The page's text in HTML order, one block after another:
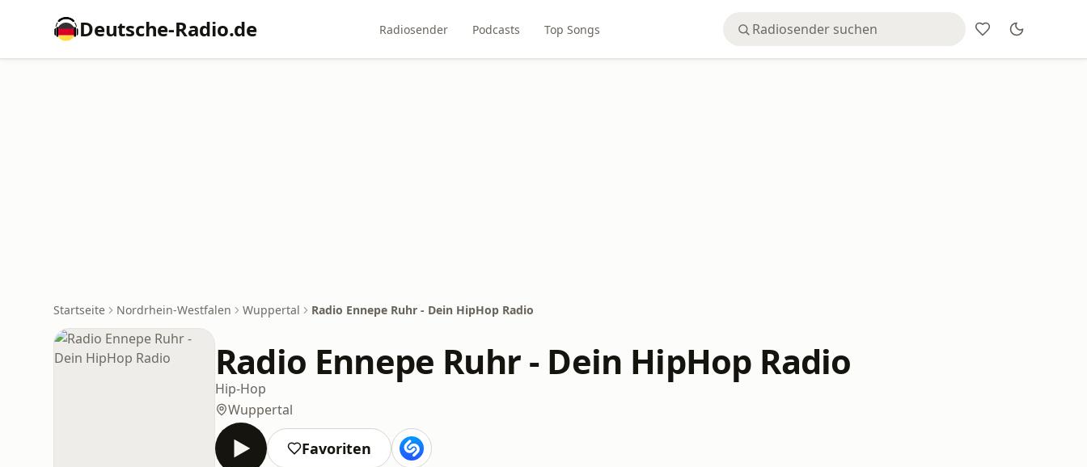
Deutsche-Radio.de Radiosender Podcasts Top Songs
Startseite Nordrhein-Westfalen Wuppertal Radio Ennepe Ruhr - Dein HipHop Radio
Radio Ennepe Ruhr - Dein HipHop Radio
Hip-Hop
Wuppertal
Favoriten